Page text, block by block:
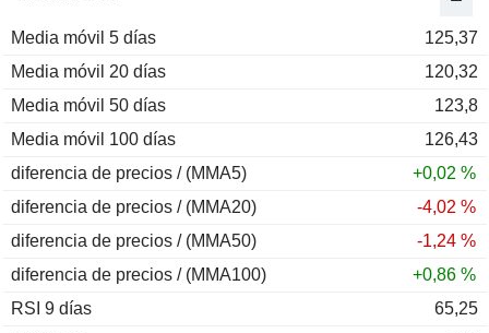
Media móvil 5 días
125,37
Media móvil 20 días
120,32
Media móvil 50 días
123,8
Media móvil 100 días
126,43
diferencia de precios / (MMA5)
+0,02 %
diferencia de precios / (MMA20)
-4,02 %
diferencia de precios / (MMA50)
-1,24 %
diferencia de precios / (MMA100)
+0,86 %
RSI 9 días
65,25
2012
2011
2010
2009
2008
2007
+4,65 %
2006
+33,24 %
2005
+47,06 %
2004
+50,50 %
2003